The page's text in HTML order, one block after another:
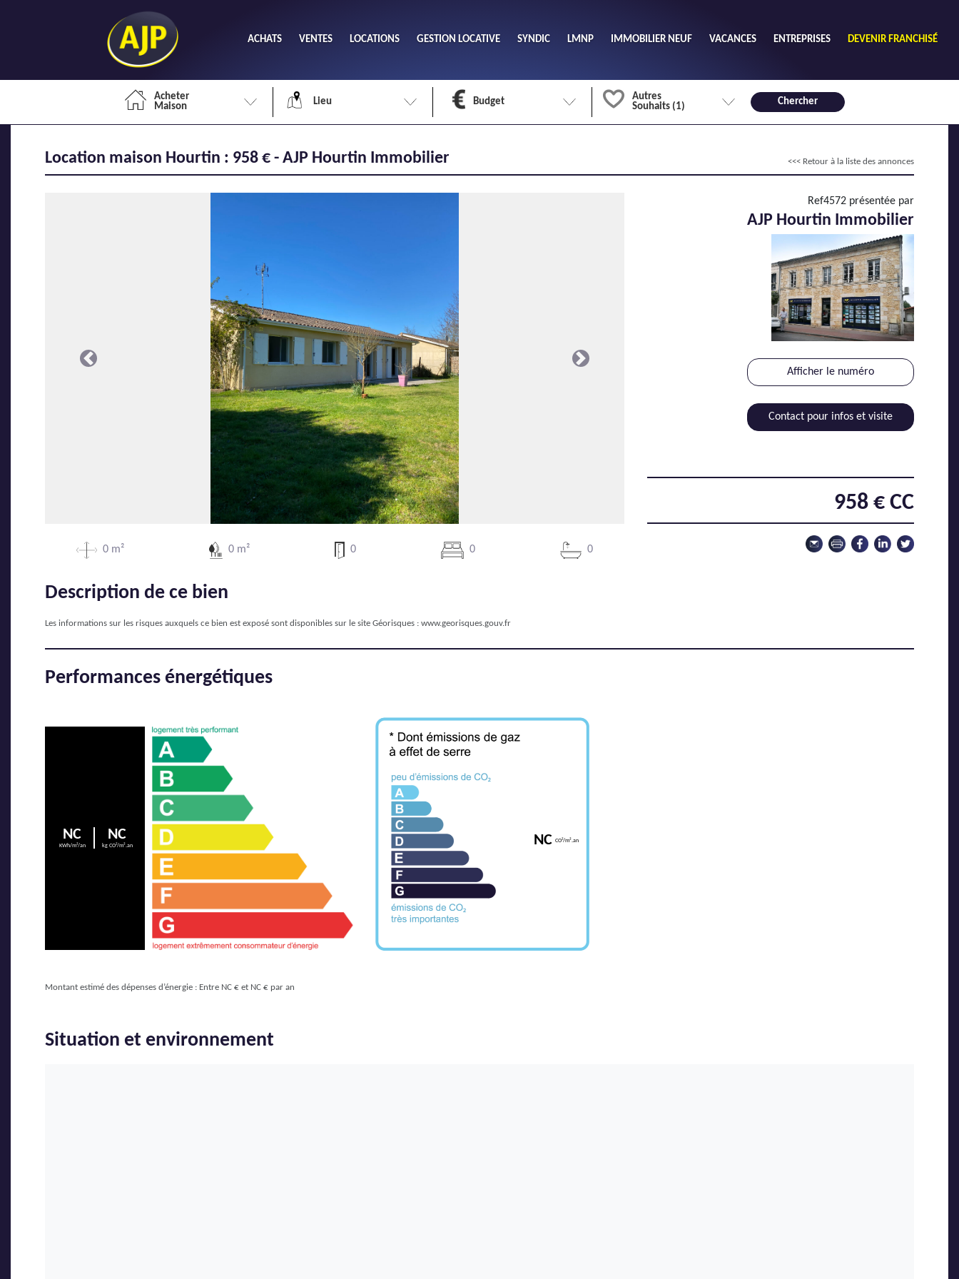
ACHATS VENTES LOCATIONS GESTION LOCATIVE SYNDIC LMNP IMMOBILIER NEUF VACANCES ENTREPRISES DEVENIR FRANCHISÉ
Acheter
Maison
Lieu Budget
Autres
Souhaits (1)
Chercher
Location maison Hourtin : 958 € - AJP Hourtin Immobilier <<< Retour à la liste des annonces
Précédente Suivante
0 m² 0 m² 0 0 0
Ref4572 présentée par
AJP Hourtin Immobilier
Afficher le numéro
Contact pour infos et visite
958 € CC
Description de ce bien
Les informations sur les risques auxquels ce bien est exposé sont disponibles sur le site Géorisques : www.georisques.gouv.fr
Performances énergétiques
NC
KWh/m²/an
NC
kg CO²/m².an NC CO²/m².an
Montant estimé des dépenses d’énergie : Entre NC € et NC € par an
Situation et environnement